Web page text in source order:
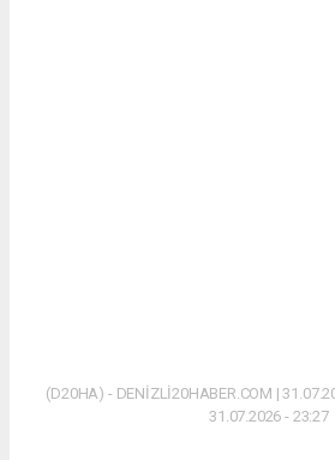
(D20HA) - DENİZLİ20HABER.COM |
31.07.2026 - 23:27